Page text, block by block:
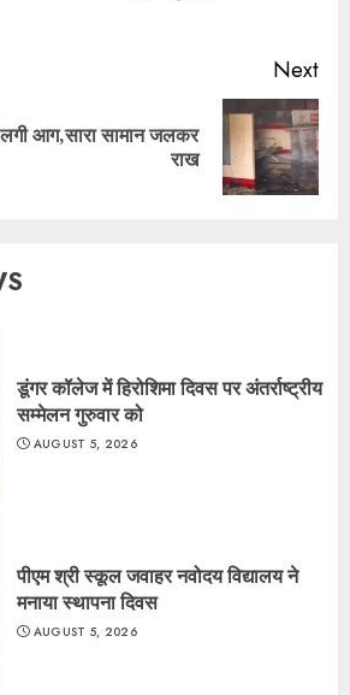
Next
आग,सारा सामान जलकर
राख
डूंगर कॉलेज में हिरोशिमा दिवस पर अंतर्राष्ट्रीय
सम्मेलन गुरुवार को
AUGUST 5, 2026
पीएम श्री स्कूल जवाहर नवोदय विद्यालय ने
मनाया स्थापना दिवस
AUGUST 5, 2026